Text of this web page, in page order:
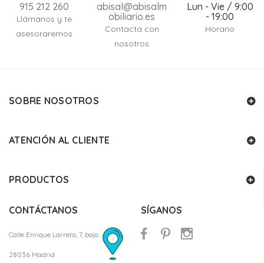
915 212 260
Llámanos y te
asesoraremos
abisal@abisalm
obiliario.es
Contacta con
nosotros
Lun - Vie / 9:00
- 19:00
Horario
SOBRE NOSOTROS
ATENCIÓN AL CLIENTE
PRODUCTOS
CONTÁCTANOS
Calle Enrique Larreta, 7, bajo
28036 Madrid
SÍGANOS